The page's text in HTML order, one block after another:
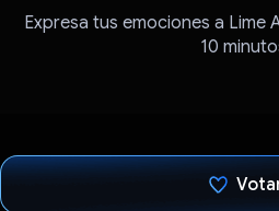
Expresa tus emociones a Lime
10